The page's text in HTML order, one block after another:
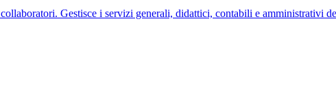
Gestisce i servizi generali, didattici, contabili e amministrativi